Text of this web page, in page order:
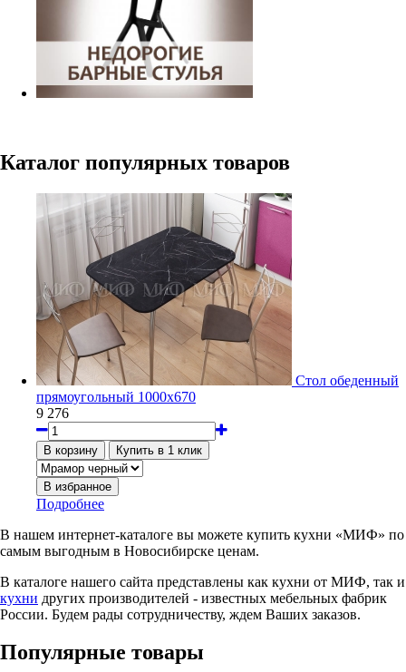
Каталог популярных товаров
Стол обеденный
прямоугольный 1000х670
9 276
Подробнее
В нашем интернет-каталоге вы можете купить кухни «МИФ» по
самым выгодным в Новосибирске ценам.
В каталоге нашего сайта представлены как кухни от МИФ, так и
кухни других производителей - известных мебельных фабрик
России. Будем рады сотрудничеству, ждем Ваших заказов.
Популярные товары